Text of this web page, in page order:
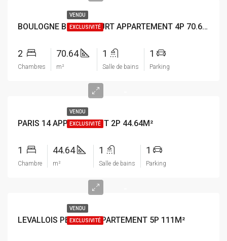
VENDU
EXCLUSIVITÉ BOULOGNE BILLANCOURT APPARTEMENT 4P 70.64M²
2
Chambres
70.64
m²
1
Salle de bains
1
Parking
VENDU
EXCLUSIVITÉ
PARIS 14 APPARTEMENT 2P 44.64M²
1
Chambre
44.64
m²
1
Salle de bains
1
Parking
VENDU
EXCLUSIVITÉ
LEVALLOIS PERRET APPARTEMENT 5P 111M²